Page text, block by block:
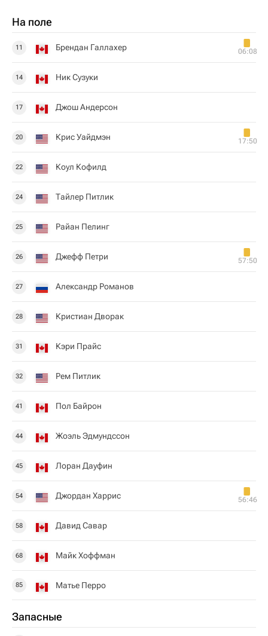
На поле
11 Брендан Галлахер 06:08
14 Ник Сузуки
17 Джош Андерсон
20 Крис Уайдмэн 17:50
22 Коул Кофилд
24 Тайлер Питлик
25 Райан Пелинг
26 Джефф Петри 57:50
27 Александр Романов
28 Кристиан Дворак
31 Кэри Прайс
32 Рем Питлик
41 Пол Байрон
44 Жоэль Эдмундссон
45 Лоран Дауфин
54 Джордан Харрис 56:46
58 Давид Савар
68 Майк Хоффман
85 Матье Перро
Запасные